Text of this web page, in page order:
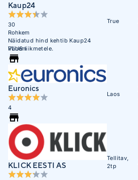
Kaup24
30
Rohkem
Näidatud hind kehtib Kaup24
PLUS liikmetele.
Vähem
True
Euronics
4
Laos
KLICK EESTI AS
Tellitav,
2tp